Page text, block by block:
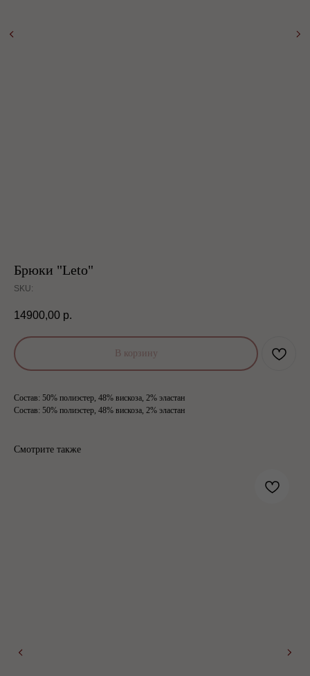
Брюки "Leto"
SKU:
14900,00 р.
В корзину
Состав: 50% полиэстер, 48% вискоза, 2% эластан
Состав: 50% полиэстер, 48% вискоза, 2% эластан
Смотрите также